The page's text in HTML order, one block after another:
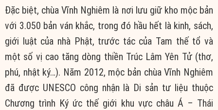
Đặc biệt, chùa Vĩnh Nghiêm là nơi lưu giữ kho mộc bản
với 3.050 bản ván khắc, trong đó hầu hết là kinh, sách,
giới luật của nhà Phật, trước tác của Tam thế tổ và
một số vị cao tăng dòng thiền Trúc Lâm Yên Tử (thơ,
phú, nhật ký…). Năm 2012, mộc bản chùa Vĩnh Nghiêm
đã được UNESCO công nhận là Di sản tư liệu thuộc
Chương trình Ký ức thế giới khu vực châu Á – Thái